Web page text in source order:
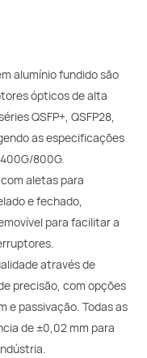
alumínio fundido são
ópticos de alta
QSFP+, QSFP28,
as especificações
800G.
aletas para
e fechado,
para facilitar a
através de
precisão, com opções
e passivação. Todas as
de ±0,02 mm para